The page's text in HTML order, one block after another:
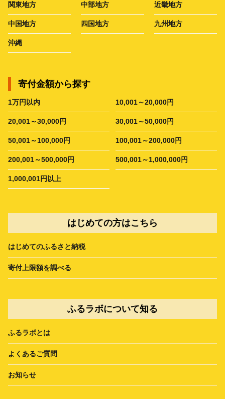
関東地方 中部地方 近畿地方
中国地方 四国地方 九州地方
沖縄
寄付金額から探す
1万円以内 10,001～20,000円
20,001～30,000円 30,001～50,000円
50,001～100,000円 100,001～200,000円
200,001～500,000円 500,001～1,000,000円
1,000,001円以上
はじめての方はこちら
はじめてのふるさと納税
寄付上限額を調べる
ふるラボについて知る
ふるラボとは
よくあるご質問
お知らせ